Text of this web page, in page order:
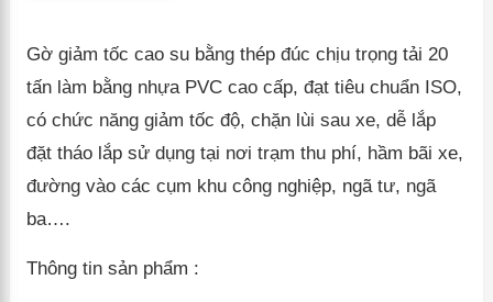
Gờ giảm tốc cao su bằng thép đúc chịu trọng tải 20
tấn làm bằng nhựa PVC cao cấp, đạt tiêu chuẩn ISO,
có chức năng giảm tốc độ, chặn lùi sau xe, dễ lắp
đặt tháo lắp sử dụng tại nơi trạm thu phí, hầm bãi xe,
đường vào các cụm khu công nghiệp, ngã tư, ngã
ba….
Thông tin sản phẩm :